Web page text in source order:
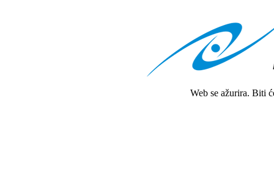
Web se ažurira. Biti